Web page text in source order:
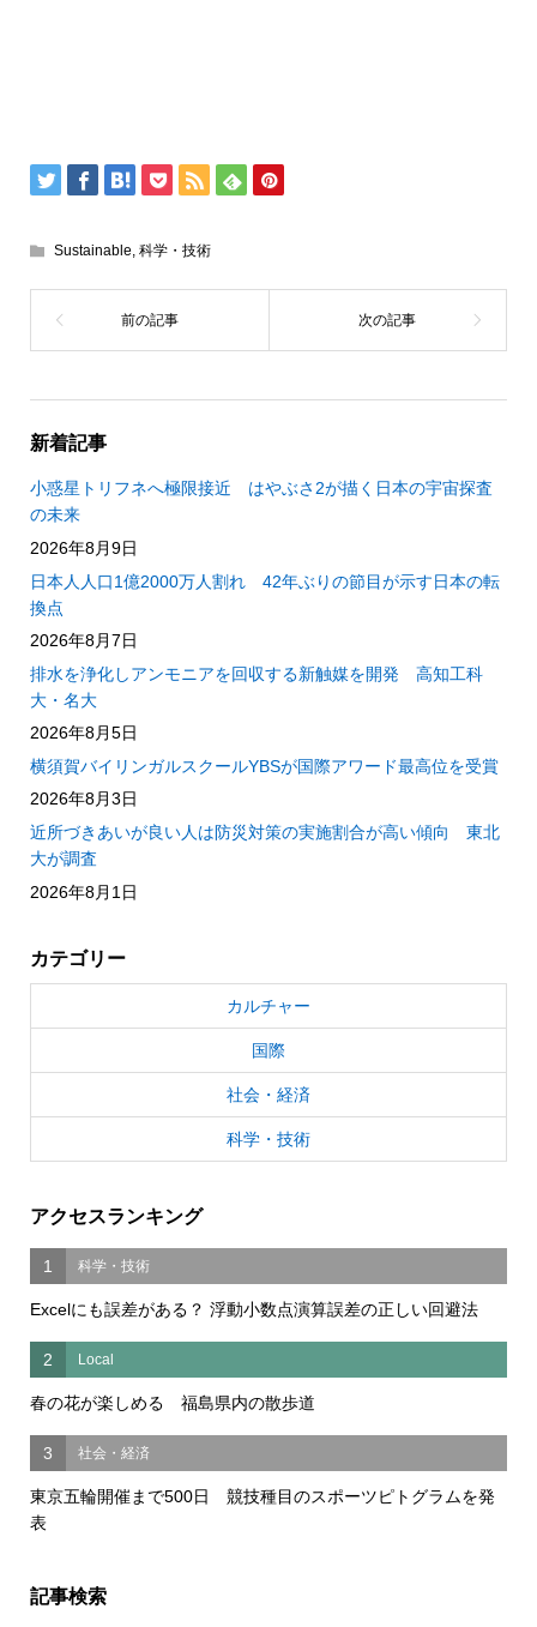
Sustainable, 科学・技術
新着記事
小惑星トリフネへ極限接近 はやぶさ2が描く日本の宇宙探査
の未来
2026年8月9日
日本人人口1億2000万人割れ 42年ぶりの節目が示す日本の転
換点
2026年8月7日
排水を浄化しアンモニアを回収する新触媒を開発 高知工科
大・名大
2026年8月5日
横須賀バイリンガルスクールYBSが国際アワード最高位を受賞
2026年8月3日
近所づきあいが良い人は防災対策の実施割合が高い傾向 東北
大が調査
2026年8月1日
カテゴリー
カルチャー
国際
社会・経済
科学・技術
アクセスランキング
1 科学・技術
Excelにも誤差がある？ 浮動小数点演算誤差の正しい回避法
2 Local
春の花が楽しめる 福島県内の散歩道
3 社会・経済
東京五輪開催まで500日 競技種目のスポーツピトグラムを発
表
記事検索